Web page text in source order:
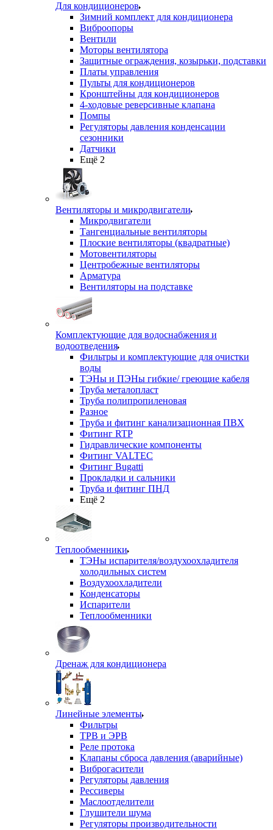
Для кондиционеров
Зимний комплект для кондиционера
Виброопоры
Вентили
Моторы вентилятора
Защитные ограждения, козырьки, подставки
Платы управления
Пульты для кондиционеров
Кронштейны для кондиционеров
4-ходовые реверсивные клапана
Помпы
Регуляторы давления конденсации
сезонники
Датчики
Ещё 2
Вентиляторы и микродвигатели
Микродвигатели
Тангенциальные вентиляторы
Плоские вентиляторы (квадратные)
Мотовентиляторы
Центробежные вентиляторы
Арматура
Вентиляторы на подставке
Комплектующие для водоснабжения и
водоотведения
Фильтры и комплектующие для очистки
воды
ТЭНы и ПЭНы гибкие/ греющие кабеля
Труба металопласт
Труба полипропиленовая
Разное
Труба и фитинг канализационная ПВХ
Фитинг RTP
Гидравлические компоненты
Фитинг VALTEC
Фитинг Bugatti
Прокладки и сальники
Труба и фитинг ПНД
Ещё 2
Теплообменники
ТЭНы испарителя/воздухоохладителя
холодильных систем
Воздухоохладители
Конденсаторы
Испарители
Теплообменники
Дренаж для кондиционера
Линейные элементы
Фильтры
ТРВ и ЭРВ
Реле протока
Клапаны сброса давления (аварийные)
Виброгасители
Регуляторы давления
Рессиверы
Маслоотделители
Глушители шума
Регуляторы производительности